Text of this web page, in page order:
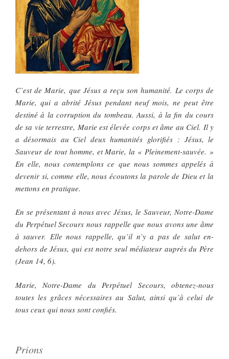
C’est de Marie, que Jésus a reçu son humanité. Le corps de
Marie, qui a abrité Jésus pendant neuf mois, ne peut être
destiné à la corruption du tombeau. Aussi, à la fin du cours
de sa vie terrestre, Marie est élevée corps et âme au Ciel. Il y
a désormais au Ciel deux humanités glorifiés : Jésus, le
Sauveur de tout homme, et Marie, la « Pleinement-sauvée. »
En elle, nous contemplons ce que nous sommes appelés à
devenir si, comme elle, nous écoutons la parole de Dieu et la
mettons en pratique.
En se présentant à nous avec Jésus, le Sauveur, Notre-Dame
du Perpétuel Secours nous rappelle que nous avons une âme
à sauver. Elle nous rappelle, qu’il n’y a pas de salut en-
dehors de Jésus, qui est notre seul médiateur auprès du Père
(Jean 14, 6).
Marie, Notre-Dame du Perpétuel Secours, obtenez-nous
toutes les grâces nécessaires au Salut, ainsi qu’à celui de
tous ceux qui nous sont confiés.
Prions